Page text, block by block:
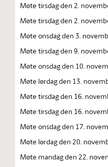
Møte tirsdag den 2.
Møte tirsdag den 2.
Møte onsdag den 3.
Møte tirsdag den 9.
Møte onsdag den 10.
Møte lørdag den 13.
Møte tirsdag den 16.
Møte tirsdag den 16.
Møte onsdag den 17.
Møte lørdag den 20.
Møte mandag den 22.